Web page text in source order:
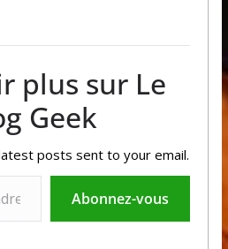
plus sur Le
Geek
posts sent to your email.
Abonnez-vous